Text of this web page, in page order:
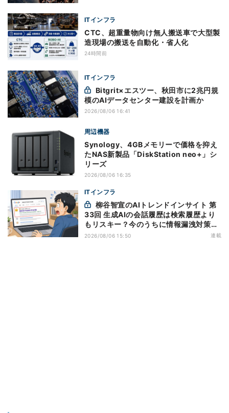
ITインフラ
CTC、超重量物向け無人搬送車で大型製
造現場の搬送を自動化・省人化
24時間前
ITインフラ
模のAIデータセンター建設を計画か
2026/08/06 16:41
周辺機器
Synology、4GBメモリーで価格を抑え
たNAS新製品「DiskStation neo+」シ
リーズ
2026/08/06 16:35
ITインフラ
33回 生成AIの会話履歴は検索履歴より
もリスキー？今のうちに情報漏洩対策を
万全にしておこう
2026/08/06 15:50 連載